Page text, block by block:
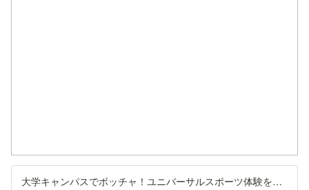
大学キャンパスでボッチャ！ユニバーサルスポーツ体験を通してSDGsを考える｜Sports for Social